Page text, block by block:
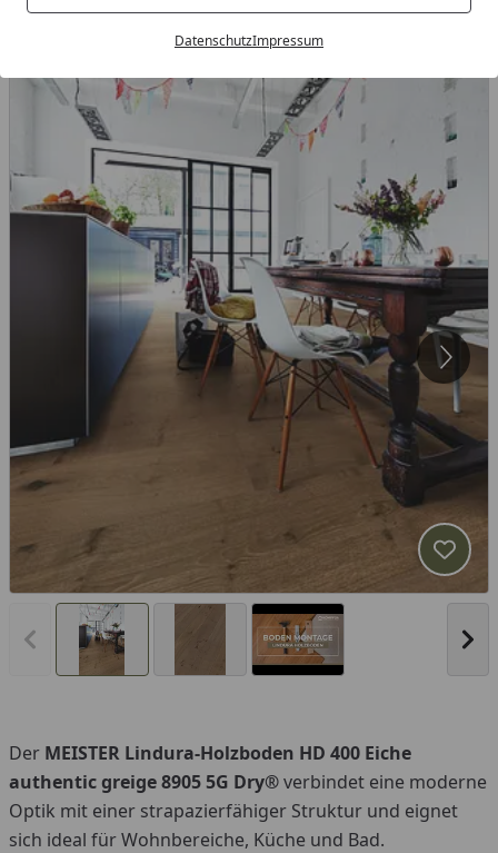
DatenschutzImpressum
Vorheriges Bild anzeigen
Der MEISTER Lindura-Holzboden HD 400 Eiche
authentic greige 8905 5G Dry®verbindet eine moderne
Optik mit einer strapazierfähiger Struktur und eignet
sich ideal für Wohnbereiche, Küche und Bad.